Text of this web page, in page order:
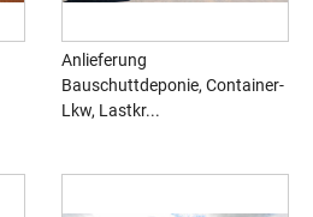
Anlieferung
Bauschuttdeponie, Container-
Lkw, Lastkr...